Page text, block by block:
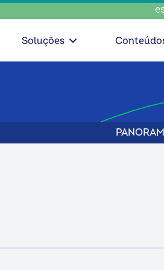
escolha
Soluções